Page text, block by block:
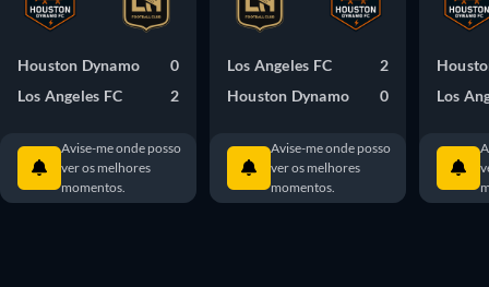
Houston Dynamo
0
Los Angeles FC
2
Avise-me onde posso
ver os melhores
momentos.
Los Angeles FC
2
Houston Dynamo
0
Avise-me onde posso
ver os melhores
momentos.
Los